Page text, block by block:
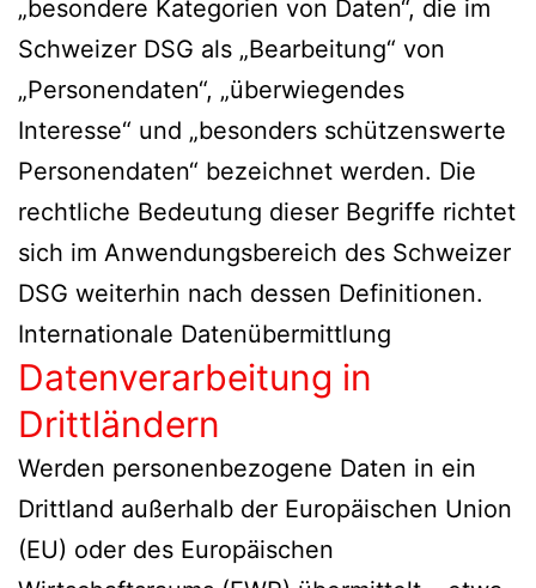
„besondere Kategorien von Daten“, die im
Schweizer DSG als „Bearbeitung“ von
„Personendaten“, „überwiegendes
Interesse“ und „besonders schützenswerte
Personendaten“ bezeichnet werden. Die
rechtliche Bedeutung dieser Begriffe richtet
sich im Anwendungsbereich des Schweizer
DSG weiterhin nach dessen Definitionen.
Internationale Datenübermittlung
Datenverarbeitung in
Drittländern
Werden personenbezogene Daten in ein
Drittland außerhalb der Europäischen Union
(EU) oder des Europäischen